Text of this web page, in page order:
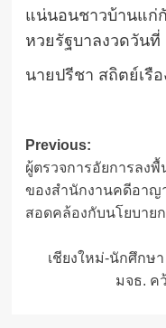
แน่นอนชาวบ้านแก่กั
หวยรัฐบาลงวดวันที่
นายปรีชา สถิตย์เรื
Post
navigation
Previous:
ผู้ตรวจการอัยการลง
ของสำนักงานคดีอาญ
สอดคล้องกับนโยบาย
เชียงใหม่-นักศึกษ
มจธ. ค